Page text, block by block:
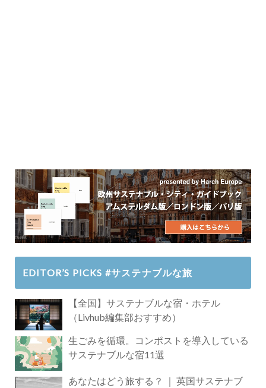
EDITOR’S PICKS #サステナブルな旅
【全国】サステナブルな宿・ホテル
（Livhub編集部おすすめ）
生ごみを循環。コンポストを導入している
サステナブルな宿11選
あなたはどう旅する？ ｜ 英国サステナブ